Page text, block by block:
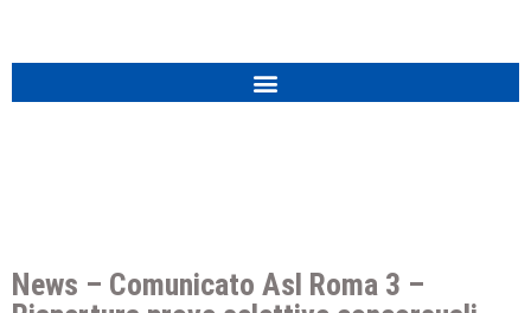
News – Comunicato Asl Roma 3 –